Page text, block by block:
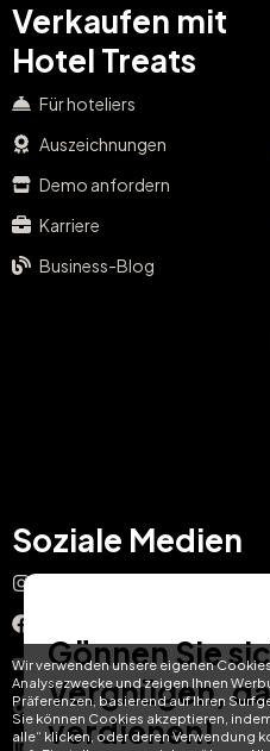
Wir verwenden unsere eigenen
Analysezwecke und zeigen Ihnen
Präferenzen, basierend auf Ihren
Sie können Cookies akzeptieren,
alle“ klicken, oder deren Verwendung
Verkaufen mit
Hotel Treats
Für hoteliers
Auszeichnungen
Demo anfordern
Karriere
Business-Blog
Soziale Medien
YouTube
TikTok
LinkedIn
Gönnen Sie
Vergnügen,
verdienen!